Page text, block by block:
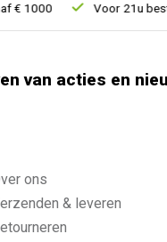
1000 Voor 21u
van acties en
ons
& leveren